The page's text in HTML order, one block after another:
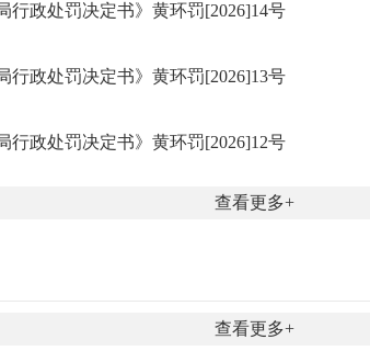
行政处罚决定书》黄环罚[2026]14号
行政处罚决定书》黄环罚[2026]13号
行政处罚决定书》黄环罚[2026]12号
查看更多
查看更多